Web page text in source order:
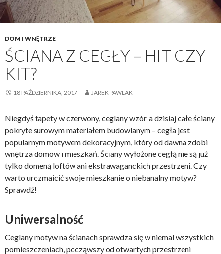
DOM I WNĘTRZE
ŚCIANA Z CEGŁY – HIT CZY
KIT?
18 PAŹDZIERNIKA, 2017 JAREK PAWLAK
Niegdyś tapety w czerwony, ceglany wzór, a dzisiaj całe ściany
pokryte surowym materiałem budowlanym – cegła jest
popularnym motywem dekoracyjnym, który od dawna zdobi
wnętrza domów i mieszkań. Ściany wyłożone cegłą nie są już
tylko domeną loftów ani ekstrawaganckich przestrzeni. Czy
warto urozmaicić swoje mieszkanie o niebanalny motyw?
Sprawdź!
Uniwersalność
Ceglany motyw na ścianach sprawdza się w niemal wszystkich
pomieszczeniach, począwszy od otwartych przestrzeni